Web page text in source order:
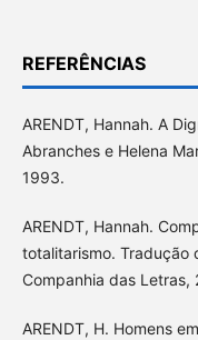
REFERÊNCIAS
ARENDT, Hannah. A
Abranches e Helena
1993.
ARENDT, Hannah.
totalitarismo. Tradução
Companhia das Letras,
ARENDT, H. Homens